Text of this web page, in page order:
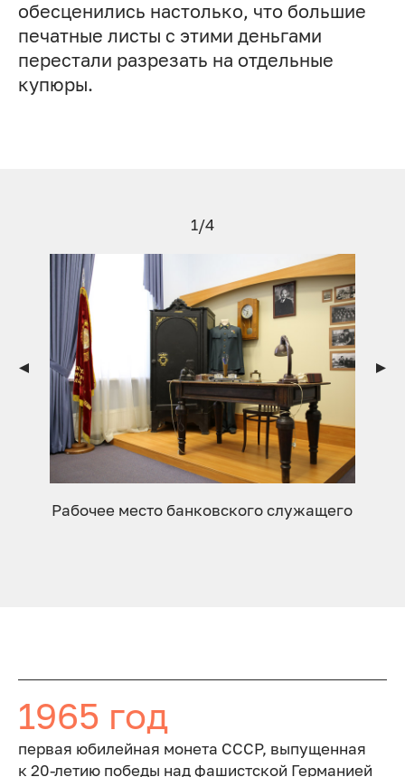
обесценились настолько, что большие
печатные листы с этими деньгами
перестали разрезать на отдельные
купюры.
1/4
Рабочее место банковского служащего
1965 год
первая юбилейная монета СССР, выпущенная
к 20-летию победы над фашистской Германией